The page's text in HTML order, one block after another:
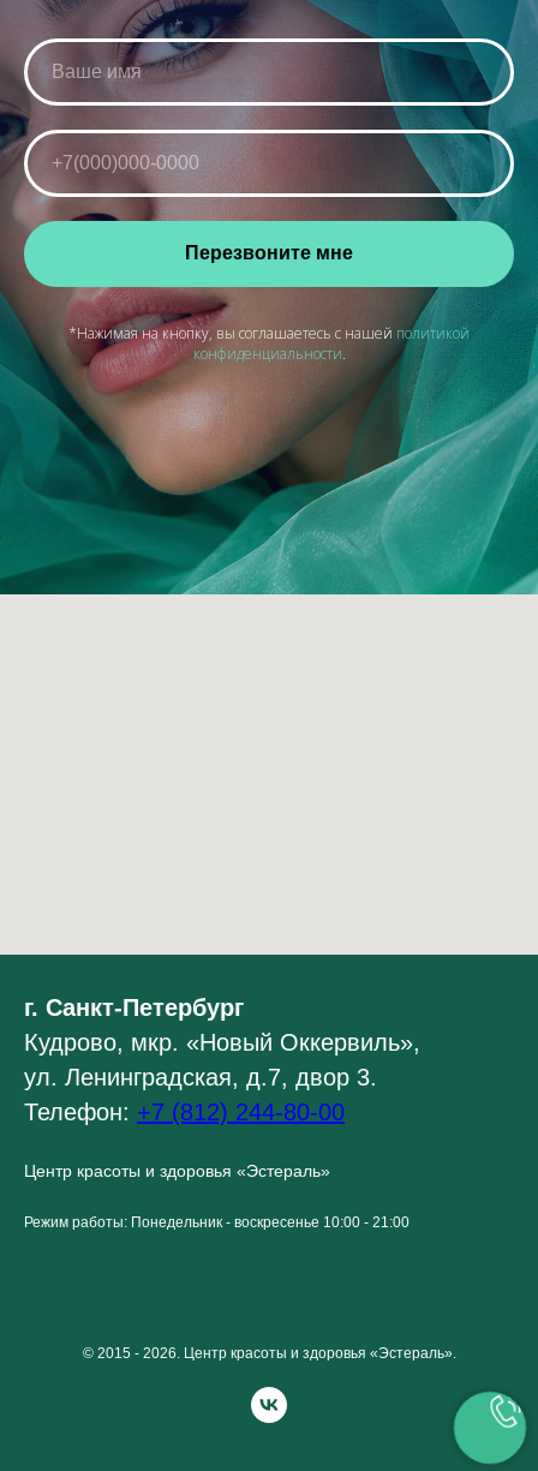
Перезвоните мне
*Нажимая на кнопку, вы соглашаетесь с нашей политикой
конфиденциальности.
г. Санкт-Петербург
Кудрово, мкр. «Новый Оккервиль»,
ул. Ленинградская, д.7, двор 3.
Телефон: +7 (812) 244-80-00
Центр красоты и здоровья «Эстераль»
Режим работы: Понедельник - воскресенье 10:00 - 21:00
© 2015 - 2026. Центр красоты и здоровья «Эстераль».